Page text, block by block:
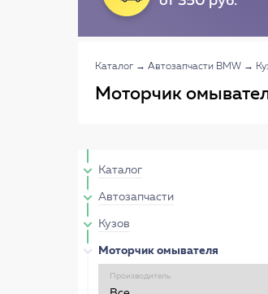
Каталог → Автозапчасти BMW →
Моторчик
Каталог
Автозапчасти
Кузов
Моторчик омывателя
Производитель